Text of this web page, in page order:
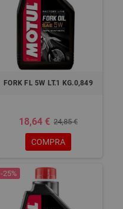
FORK FL 5W LT.1 KG.0,849
18,64 € 24,85 €
COMPRA
-25%